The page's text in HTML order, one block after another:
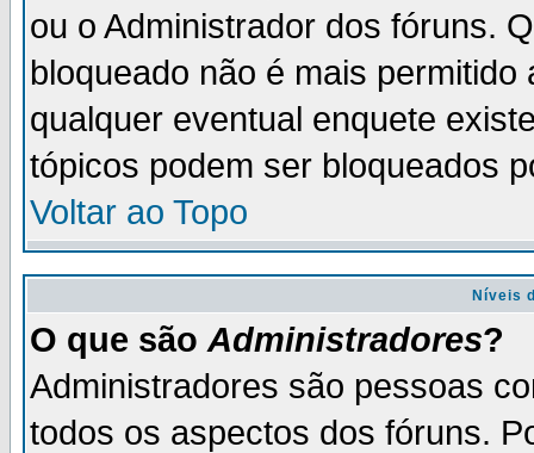
ou o Administrador dos fóruns.
bloqueado não é mais
qualquer eventual enquete
tópicos podem ser bloqueados
Voltar ao Topo
Níveis
O que são Administradores?
Administradores são pessoas
todos os aspectos dos fóruns.